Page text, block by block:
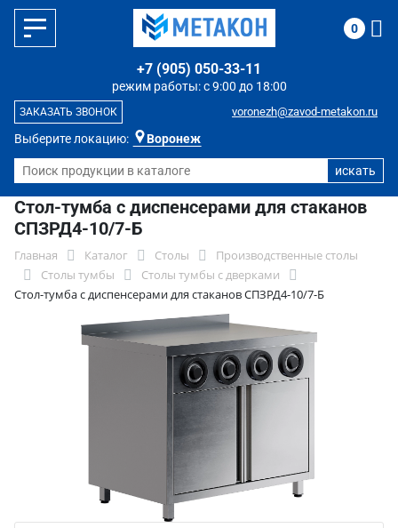
Выберите локацию: Воронеж
режим работы: с 9:00 до 18:00
+7 (905) 050-33-11
voronezh@zavod-metakon.ru
ЗАКАЗАТЬ ЗВОНОК
0
Стол-тумба с диспенсерами для стаканов
СПЗРД4-10/7-Б
Главная Каталог Столы
Производственные столы
Столы тумбы
Столы тумбы с дверками
Стол-тумба с диспенсерами для стаканов СПЗРД4-10/7-Б